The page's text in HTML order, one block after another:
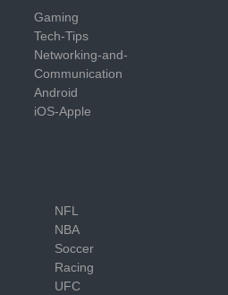
Gaming
Tech-Tips
Networking-and-
Communication
Android
iOS-Apple
NFL
NBA
Soccer
Racing
UFC